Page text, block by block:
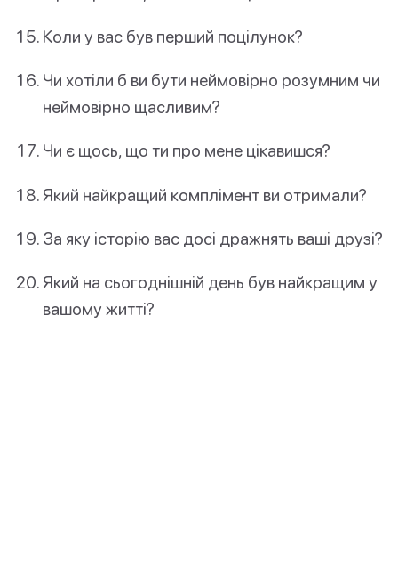
Коли у вас був перший поцілунок?
Чи хотіли б ви бути неймовірно розумним чи
неймовірно щасливим?
Чи є щось, що ти про мене цікавишся?
Який найкращий комплімент ви отримали?
За яку історію вас досі дражнять ваші друзі?
Який на сьогоднішній день був найкращим у
вашому житті?